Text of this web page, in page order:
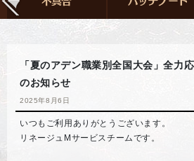
「夏のアデン職業別全国大会」全力
のお知らせ
2025年8月6日
いつもご利用ありがとうございます。
リネージュMサービスチームです。